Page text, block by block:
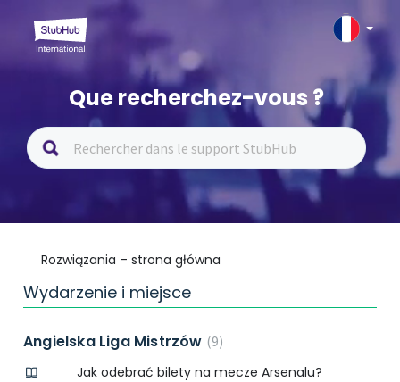
Que recherchez-vous ?
Rozwiązania – strona główna
Wydarzenie i miejsce
Angielska Liga Mistrzów 9
Jak odebrać bilety na mecze Arsenalu?